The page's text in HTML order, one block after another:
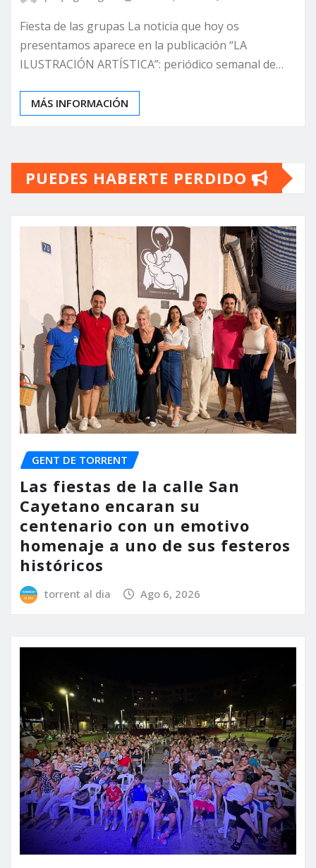
Fiesta de las grupas La noticia que hoy os
presentamos aparece en la publicación “LA
ILUSTRACIÓN ARTÍSTICA”: periódico semanal de…
MÁS INFORMACIÓN
PUEDES HABERTE PERDIDO
GENT DE TORRENT
Las fiestas de la calle San
Cayetano encaran su
centenario con un emotivo
homenaje a uno de sus festeros
históricos
torrent al dia Ago 6, 2026